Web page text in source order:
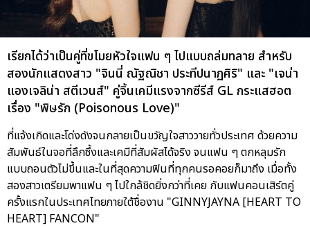
เรียกได้ว่าเป็นคู่ที่ขโมยหัวใจแฟน ๆ ไปแบบถล่มทลาย สำหรับ
สองนักแสดงสาว "จินนี่ ณัฐณิชา ประทีปนาฏศิริ" และ "เจน่า
แองเจลิน่า สตีเวนส์" คู่จิ้นเคมีแรงจากซีรีส์ GL กระแสฮอต
เรื่อง "พิษรัก (Poisonous Love)"
ที่แจ้งเกิดและโด่งดังจนกลายเป็นขวัญใจสาววายทั่วประเทศ ด้วยความ
สัมพันธ์ในจอที่ลึกซึ้งและเคมีที่สัมผัสได้จริง จนแฟน ๆ ตกหลุมรัก
แบบถอนตัวไม่ขึ้นและในที่สุดความฟินที่ทุกคนรอคอยก็มาถึง เมื่อทั้ง
สองสาวเตรียมพาแฟน ๆ ไปใกล้ชิดยิ่งกว่าที่เคย กับแฟนคอนเสิร์ตคู่
ครั้งแรกในประเทศไทยภายใต้ชื่องาน "GINNYJAYNA [HEART TO
HEART] FANCON"